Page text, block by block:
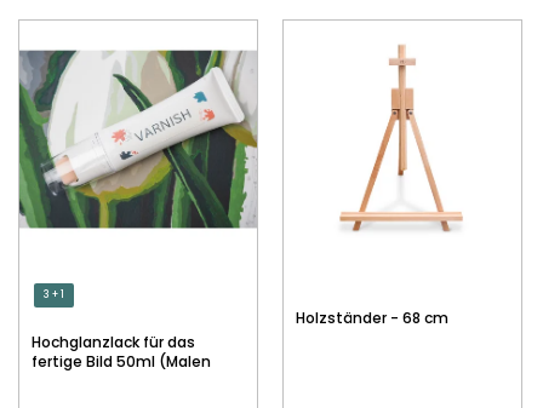
3 + 1
Hochglanzlack für das
fertige Bild 50ml (Malen
Holzständer - 68 cm